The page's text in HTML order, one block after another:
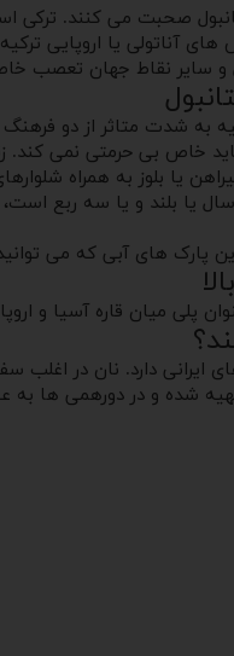
صحبت می کنند. ترکی
های آناتولی یا اروپایی
و سایر نقاط جهان تعصب
به شدت متاثر از دو
بی حرمتی نمی کند.
یا بلوز به همراه
یا بلند و یا سه ربع
پارک های آبی که می
پلی میان قاره آسیا و
ایرانی دارد. نان در
و در دورهمی ها به